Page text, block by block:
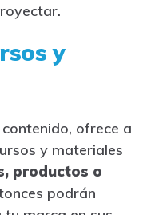
y
ofrece a
y materiales
productos o
podrán